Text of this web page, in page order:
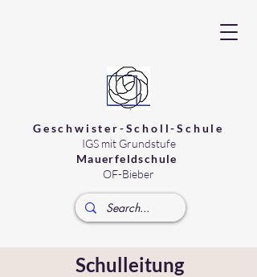
Geschwister-Scholl-Schule
IGS mit Grundstufe
Mauerfeldschule
OF-Bieber
Schulleitung